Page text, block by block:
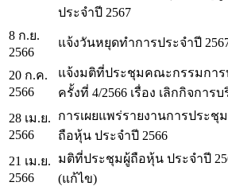
ประจำปี 2567
8 ก.ย.
2566
แจ้งวันหยุดทำการประจำปี
20 ก.ค.
2566
แจ้งมติที่ประชุมคณะกรรมกา
ครั้งที่ 4/2566 เรื่อง เลิกกิจการ
28 เม.ย.
2566
การเผยแพร่รายงานการประชุ
ถือหุ้น ประจำปี 2566
21 เม.ย.
2566
มติที่ประชุมผู้ถือหุ้น ประจำปี
(แก้ไข)